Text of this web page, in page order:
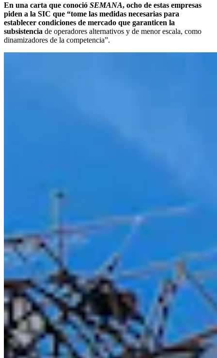
En una carta que conoció SEMANA, ocho de estas empresas
piden a la SIC que “tome las medidas necesarias para
establecer condiciones de mercado que garanticen la
subsistencia de operadores alternativos y de menor escala, como
dinamizadores de la competencia”.